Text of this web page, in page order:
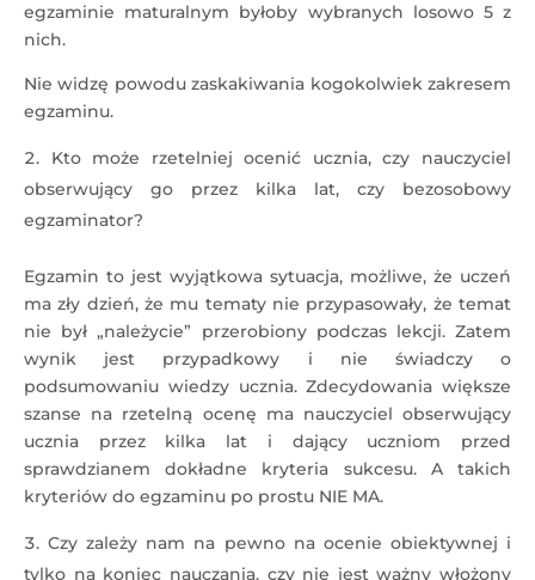
egzaminie maturalnym byłoby wybranych losowo 5 z
nich.
Nie widzę powodu zaskakiwania kogokolwiek zakresem
egzaminu.
Kto może rzetelniej ocenić ucznia, czy nauczyciel
obserwujący go przez kilka lat, czy bezosobowy
egzaminator?
Egzamin to jest wyjątkowa sytuacja, możliwe, że uczeń
ma zły dzień, że mu tematy nie przypasowały, że temat
nie był „należycie” przerobiony podczas lekcji. Zatem
wynik jest przypadkowy i nie świadczy o
podsumowaniu wiedzy ucznia. Zdecydowania większe
szanse na rzetelną ocenę ma nauczyciel obserwujący
ucznia przez kilka lat i dający uczniom przed
sprawdzianem dokładne kryteria sukcesu. A takich
kryteriów do egzaminu po prostu NIE MA.
Czy zależy nam na pewno na ocenie obiektywnej i
tylko na koniec nauczania, czy nie jest ważny włożony